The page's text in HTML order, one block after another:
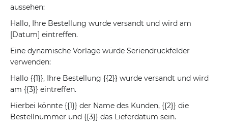
aussehen:
Hallo, Ihre Bestellung wurde versandt und wird am
[Datum] eintreffen.
Eine dynamische Vorlage würde Seriendruckfelder
verwenden:
Hallo {{1}}, Ihre Bestellung {{2}} wurde versandt und wird
am {{3}} eintreffen.
Hierbei könnte {{1}} der Name des Kunden, {{2}} die
Bestellnummer und {{3}} das Lieferdatum sein.